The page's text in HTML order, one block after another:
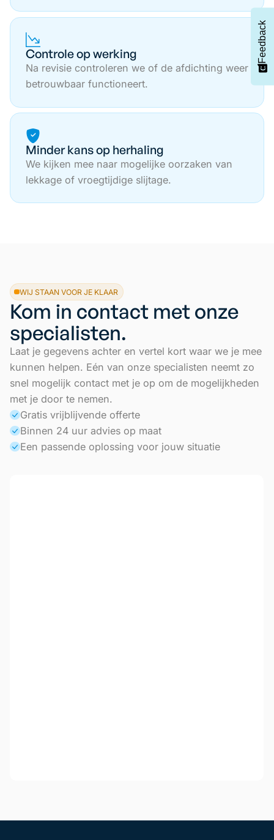
Controle op werking
Na revisie controleren we of de afdichting weer
betrouwbaar functioneert.
Minder kans op herhaling
We kijken mee naar mogelijke oorzaken van
lekkage of vroegtijdige slijtage.
WIJ STAAN VOOR JE KLAAR
Kom in contact met onze
specialisten.
Laat je gegevens achter en vertel kort waar we je mee
kunnen helpen. Eén van onze specialisten neemt zo
snel mogelijk contact met je op om de mogelijkheden
met je door te nemen.
Gratis vrijblijvende offerte
Binnen 24 uur advies op maat
Een passende oplossing voor jouw situatie
Feedback